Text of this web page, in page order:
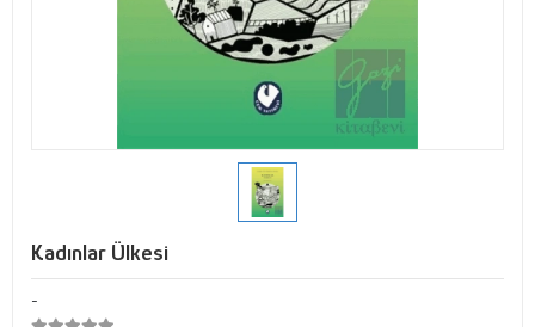
Kadınlar Ülkesi
-